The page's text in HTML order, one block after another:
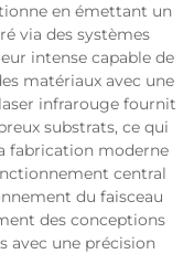
en émettant un
via des systèmes
intense capable de
matériaux avec une
infrarouge fournit
substrats, ce qui
fabrication moderne
central
du faisceau
des conceptions
avec une précision